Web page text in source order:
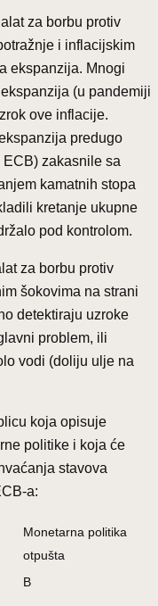
za borbu protiv
i inflacijskim
ekspanzija. Mnogi
(u pandemiji
ove inflacije.
predugo
zakasnile sa
kamatnih stopa
kretanje ukupne
pod kontrolom.
za borbu protiv
šokovima na strani
detektiraju uzroke
problem, ili
vodi (doliju ulje na
koja opisuje
politike i koja će
stavova
a:
Monetarna politika
otpušta
B